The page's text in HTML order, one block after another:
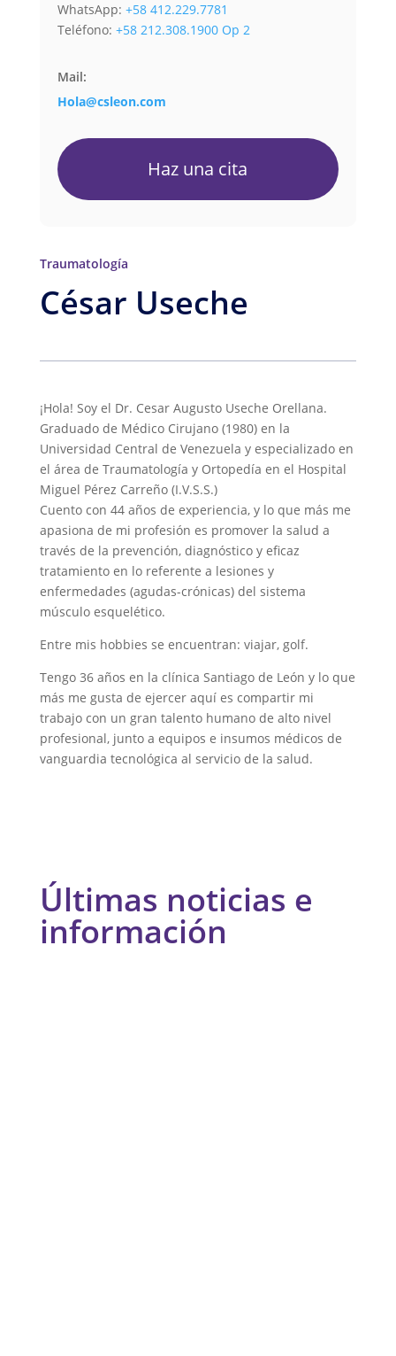
WhatsApp: +58 412.229.7781
Teléfono: +58 212.308.1900 Op 2
Mail:
Hola@csleon.com
Haz una cita
Traumatología
César Useche
¡Hola! Soy el Dr. Cesar Augusto Useche Orellana.
Graduado de Médico Cirujano (1980) en la
Universidad Central de Venezuela y especializado en
el área de Traumatología y Ortopedía en el Hospital
Miguel Pérez Carreño (I.V.S.S.)
Cuento con 44 años de experiencia, y lo que más me
apasiona de mi profesión es promover la salud a
través de la prevención, diagnóstico y eficaz
tratamiento en lo referente a lesiones y
enfermedades (agudas-crónicas) del sistema
músculo esquelético.
Entre mis hobbies se encuentran: viajar, golf.
Tengo 36 años en la clínica Santiago de León y lo que
más me gusta de ejercer aquí es compartir mi
trabajo con un gran talento humano de alto nivel
profesional, junto a equipos e insumos médicos de
vanguardia tecnológica al servicio de la salud.
Últimas noticias e
información